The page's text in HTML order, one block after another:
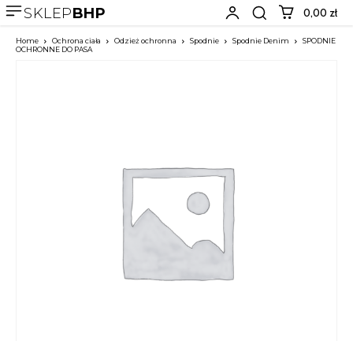
SKLEPBHP 0,00 zł
Home Ochrona ciała Odzież ochronna Spodnie Spodnie Denim
SPODNIE
OCHRONNE DO PASA